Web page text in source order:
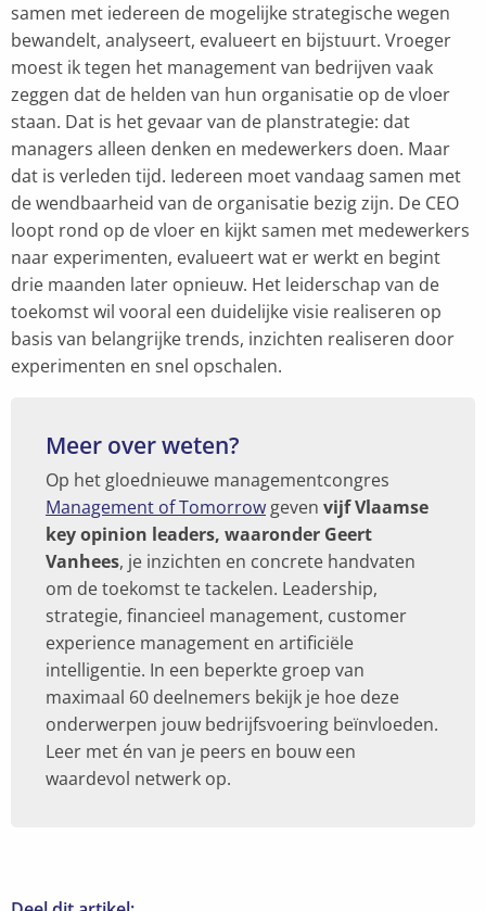
samen met iedereen de mogelijke strategische wegen
bewandelt, analyseert, evalueert en bijstuurt. Vroeger
moest ik tegen het management van bedrijven vaak
zeggen dat de helden van hun organisatie op de vloer
staan. Dat is het gevaar van de planstrategie: dat
managers alleen denken en medewerkers doen. Maar
dat is verleden tijd. Iedereen moet vandaag samen met
de wendbaarheid van de organisatie bezig zijn. De CEO
loopt rond op de vloer en kijkt samen met medewerkers
naar experimenten, evalueert wat er werkt en begint
drie maanden later opnieuw. Het leiderschap van de
toekomst wil vooral een duidelijke visie realiseren op
basis van belangrijke trends, inzichten realiseren door
experimenten en snel opschalen.
Meer over weten?
Op het gloednieuwe managementcongres
Management of Tomorrow geven vijf Vlaamse
key opinion leaders, waaronder Geert
Vanhees, je inzichten en concrete handvaten
om de toekomst te tackelen. Leadership,
strategie, financieel management, customer
experience management en artificiële
intelligentie. In een beperkte groep van
maximaal 60 deelnemers bekijk je hoe deze
onderwerpen jouw bedrijfsvoering beïnvloeden.
Leer met én van je peers en bouw een
waardevol netwerk op.